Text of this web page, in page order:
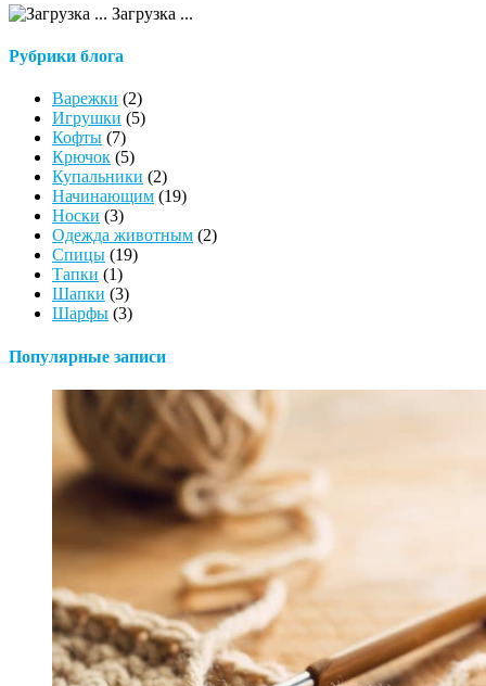
Загрузка ...
Рубрики блога
Варежки (2)
Игрушки (5)
Кофты (7)
Крючок (5)
Купальники (2)
Начинающим (19)
Носки (3)
Одежда животным (2)
Спицы (19)
Тапки (1)
Шапки (3)
Шарфы (3)
Популярные записи